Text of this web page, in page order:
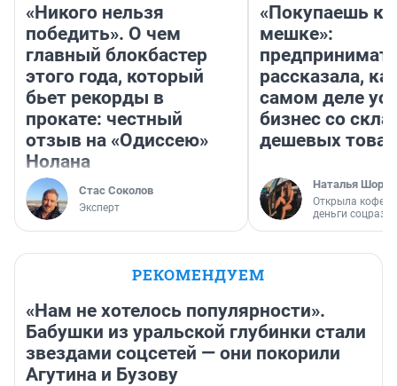
«Никого нельзя
победить». О чем
главный блокбастер
этого года, который
бьет рекорды в
прокате: честный
отзыв на «Одиссею»
Нолана
Стас Соколов
Эксперт
«Покупаешь
мешке»:
рассказала,
самом деле
бизнес со
дешевых
Наталья
Открыла
деньги
РЕКОМЕНДУЕМ
«Нам не хотелось популярности».
Бабушки из уральской глубинки стали
звездами соцсетей — они покорили
Агутина и Бузову